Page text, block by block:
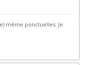
même ponctuelles. Je